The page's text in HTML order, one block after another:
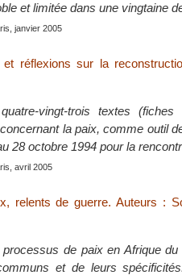
et limitée dans une vingtaine
janvier 2005
et réflexions sur la
vingt-trois textes
la paix, comme outil
28 octobre 1994 pour la
avril 2005
relents de guerre. Auteurs :
de paix en Afrique
et de leurs